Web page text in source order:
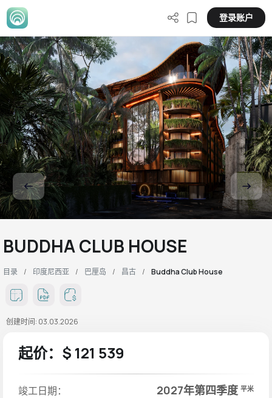
登录账户
BUDDHA CLUB HOUSE
目录 印度尼西亚 巴厘岛 昌古 Buddha Club House
创建时间: 03.03.2026
起价：$ 121 539
竣工日期： 2027年第四季度 平米